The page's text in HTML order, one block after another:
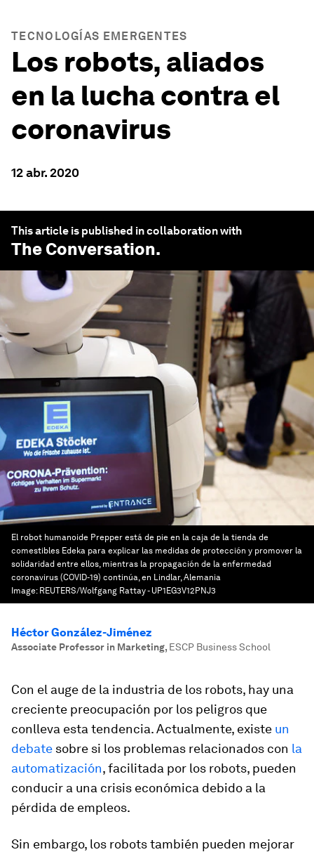
TECNOLOGÍAS EMERGENTES
Los robots, aliados
en la lucha contra el
coronavirus
12 abr. 2020
This article is published in collaboration with
The Conversation.
El robot humanoide Prepper está de pie en la caja de la tienda de
comestibles Edeka para explicar las medidas de protección y promover la
solidaridad entre ellos, mientras la propagación de la enfermedad
coronavirus (COVID-19) continúa, en Lindlar, Alemania
Image: REUTERS/Wolfgang Rattay - UP1EG3V12PNJ3
Héctor González-Jiménez
Associate Professor in Marketing, ESCP Business School
Con el auge de la industria de los robots, hay una
creciente preocupación por los peligros que
conlleva esta tendencia. Actualmente, existe un
debate sobre si los problemas relacionados con la
automatización, facilitada por los robots, pueden
conducir a una crisis económica debido a la
pérdida de empleos.
Sin embargo, los robots también pueden mejorar